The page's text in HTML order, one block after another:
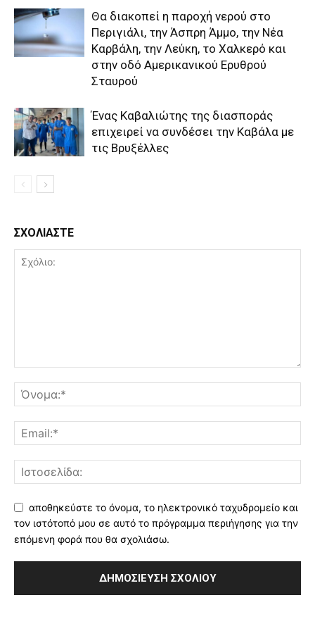
Θα διακοπεί η παροχή νερού στο
Περιγιάλι, την Άσπρη Άμμο, την Νέα
Καρβάλη, την Λεύκη, το Χαλκερό και
στην οδό Αμερικανικού Ερυθρού
Σταυρού
Ένας Καβαλιώτης της διασποράς
επιχειρεί να συνδέσει την Καβάλα με
τις Βρυξέλλες
ΣΧΟΛΙΑΣΤΕ
αποθηκεύστε το όνομα, το ηλεκτρονικό ταχυδρομείο και
τον ιστότοπό μου σε αυτό το πρόγραμμα περιήγησης για την
επόμενη φορά που θα σχολιάσω.